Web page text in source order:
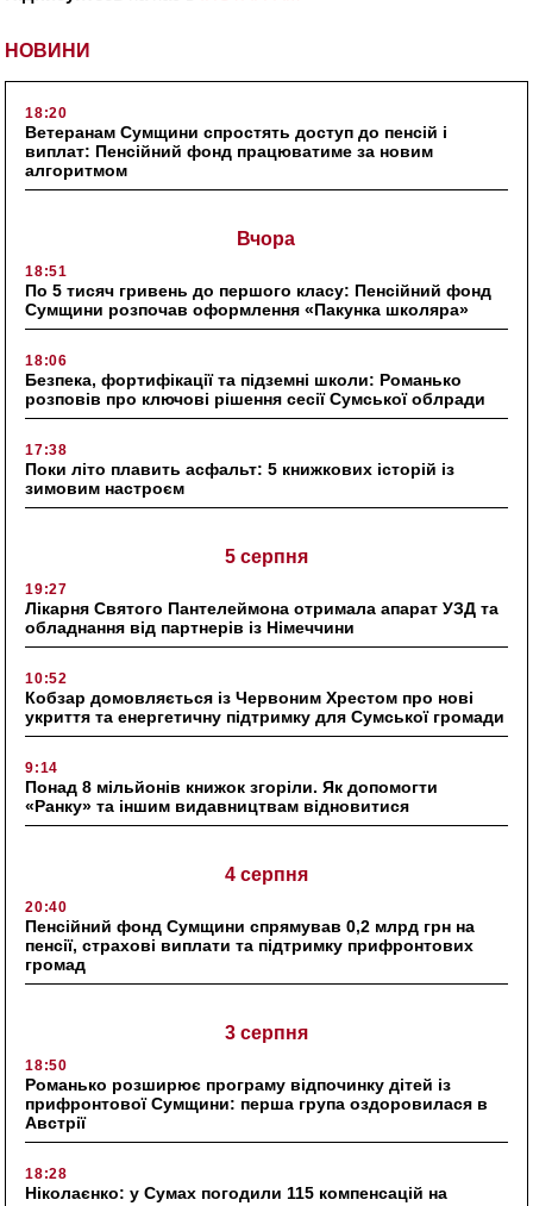
НОВИНИ
18:20
Ветеранам Сумщини спростять доступ до пенсій і
виплат: Пенсійний фонд працюватиме за новим
алгоритмом
Вчора
18:51
По 5 тисяч гривень до першого класу: Пенсійний фонд
Сумщини розпочав оформлення «Пакунка школяра»
18:06
Безпека, фортифікації та підземні школи: Романько
розповів про ключові рішення сесії Сумської облради
17:38
Поки літо плавить асфальт: 5 книжкових історій із
зимовим настроєм
5 серпня
19:27
Лікарня Святого Пантелеймона отримала апарат УЗД та
обладнання від партнерів із Німеччини
10:52
Кобзар домовляється із Червоним Хрестом про нові
укриття та енергетичну підтримку для Сумської громади
9:14
Понад 8 мільйонів книжок згоріли. Як допомогти
«Ранку» та іншим видавництвам відновитися
4 серпня
20:40
Пенсійний фонд Сумщини спрямував 0,2 млрд грн на
пенсії, страхові виплати та підтримку прифронтових
громад
3 серпня
18:50
Романько розширює програму відпочинку дітей із
прифронтової Сумщини: перша група оздоровилася в
Австрії
18:28
Ніколаєнко: у Сумах погодили 115 компенсацій на